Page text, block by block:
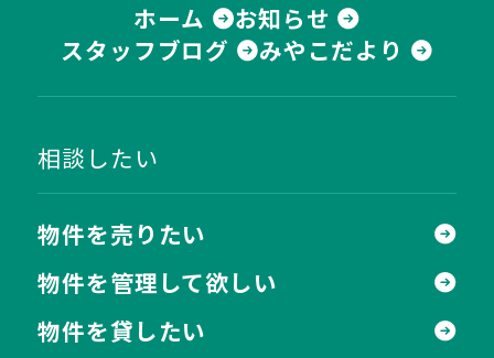
ホーム
お知らせ
スタッフブログ
みやこだより
相談したい
物件を売りたい
物件を管理して欲しい
物件を貸したい